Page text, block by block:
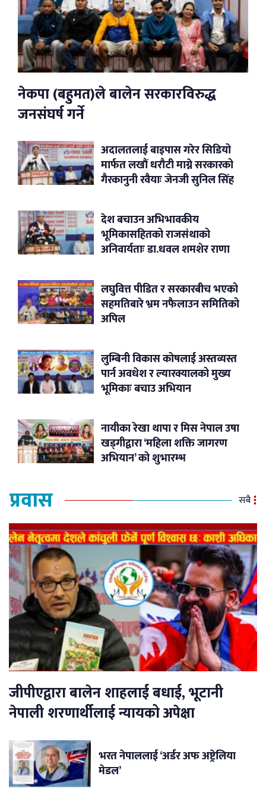
नेकपा (बहुमत)ले बालेन सरकारविरुद्ध
जनसंघर्ष गर्ने
अदालतलाई बाइपास गरेर सिडियो
मार्फत लखौं धरौटी माग्ने सरकारको
गैरकानुनी रवैयाः जेनजी सुनिल सिंह
देश बचाउन अभिभावकीय
भूमिकासहितको राजसंथाको
अनिवार्यताः डा.धवल शमशेर राणा
लघुवित्त पीडित र सरकारबीच भएको
सहमतिबारे भ्रम नफैलाउन समितिको
अपिल
लुम्बिनी विकास कोषलाई अस्तव्यस्त
पार्न अवधेश र ल्यारक्यालको मुख्य
भूमिकाः बचाउ अभियान
नायीका रेखा थापा र मिस नेपाल उषा
खड्गीद्वारा ‘महिला शक्ति जागरण
अभियान’ को शुभारम्भ
प्रवास सबै
जीपीएद्वारा बालेन शाहलाई बधाई, भूटानी
नेपाली शरणार्थीलाई न्यायको अपेक्षा
भरत नेपाललाई ‘अर्डर अफ अष्ट्रेलिया
मेडल’